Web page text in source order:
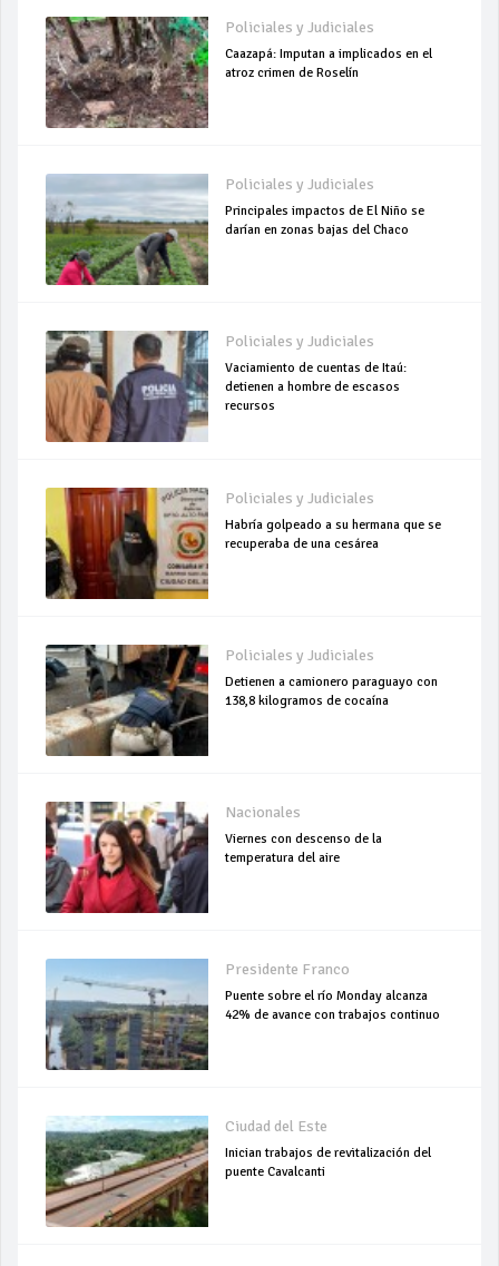
Policiales y Judiciales
Caazapá: Imputan a implicados en el
atroz crimen de Roselín
Policiales y Judiciales
Principales impactos de El Niño se
darían en zonas bajas del Chaco
Policiales y Judiciales
Vaciamiento de cuentas de Itaú:
detienen a hombre de escasos
recursos
Policiales y Judiciales
Habría golpeado a su hermana que se
recuperaba de una cesárea
Policiales y Judiciales
Detienen a camionero paraguayo con
138,8 kilogramos de cocaína
Nacionales
Viernes con descenso de la
temperatura del aire
Presidente Franco
Puente sobre el río Monday alcanza
42% de avance con trabajos continuo
Ciudad del Este
Inician trabajos de revitalización del
puente Cavalcanti